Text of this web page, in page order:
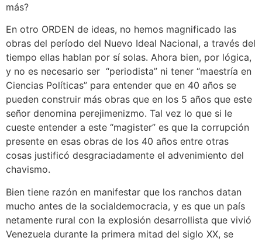
más?
En otro ORDEN de ideas, no hemos magnificado las
obras del período del Nuevo Ideal Nacional, a través del
tiempo ellas hablan por sí solas. Ahora bien, por lógica,
y no es necesario ser “periodista” ni tener “maestría en
Ciencias Políticas” para entender que en 40 años se
pueden construir más obras que en los 5 años que este
señor denomina perejimenizmo. Tal vez lo que si le
cueste entender a este “magister” es que la corrupción
presente en esas obras de los 40 años entre otras
cosas justificó desgraciadamente el advenimiento del
chavismo.
Bien tiene razón en manifestar que los ranchos datan
mucho antes de la socialdemocracia, y es que un país
netamente rural con la explosión desarrollista que vivió
Venezuela durante la primera mitad del siglo XX, se